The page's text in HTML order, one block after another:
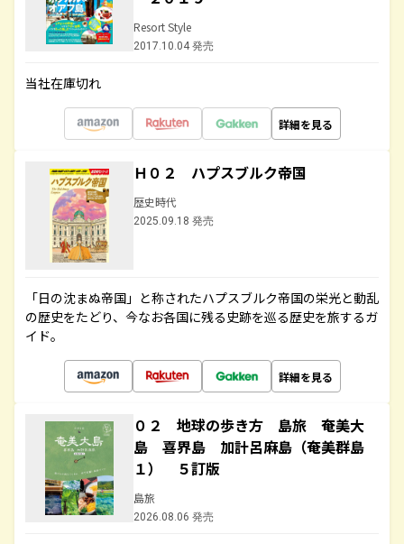
Resort Style
2017.10.04 発売
当社在庫切れ
詳細を見る
Ｈ０２ ハプスブルク帝国
歴史時代
2025.09.18 発売
「日の沈まぬ帝国」と称されたハプスブルク帝国の栄光と動乱
の歴史をたどり、今なお各国に残る史跡を巡る歴史を旅するガ
イド。
詳細を見る
０２ 地球の歩き方 島旅 奄美大
島 喜界島 加計呂麻島（奄美群島
１） ５訂版
島旅
2026.08.06 発売